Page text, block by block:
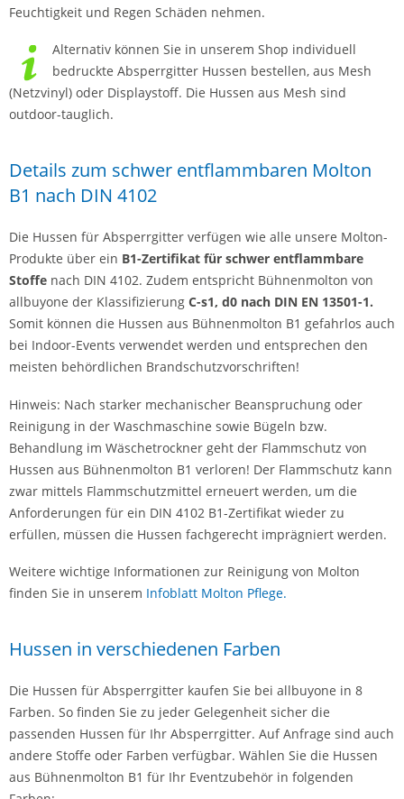
Feuchtigkeit und Regen Schäden nehmen.
Alternativ können Sie in unserem Shop individuell
bedruckte Absperrgitter Hussen bestellen, aus Mesh
(Netzvinyl) oder Displaystoff. Die Hussen aus Mesh sind
outdoor-tauglich.
Details zum schwer entflammbaren Molton
B1 nach DIN 4102
Die Hussen für Absperrgitter verfügen wie alle unsere Molton-
Produkte über ein B1-Zertifikat für schwer entflammbare
Stoffe nach DIN 4102. Zudem entspricht Bühnenmolton von
allbuyone der Klassifizierung C-s1, d0 nach DIN EN 13501-1.
Somit können die Hussen aus Bühnenmolton B1 gefahrlos auch
bei Indoor-Events verwendet werden und entsprechen den
meisten behördlichen Brandschutzvorschriften!
Hinweis: Nach starker mechanischer Beanspruchung oder
Reinigung in der Waschmaschine sowie Bügeln bzw.
Behandlung im Wäschetrockner geht der Flammschutz von
Hussen aus Bühnenmolton B1 verloren! Der Flammschutz kann
zwar mittels Flammschutzmittel erneuert werden, um die
Anforderungen für ein DIN 4102 B1-Zertifikat wieder zu
erfüllen, müssen die Hussen fachgerecht imprägniert werden.
Weitere wichtige Informationen zur Reinigung von Molton
finden Sie in unserem Infoblatt Molton Pflege.
Hussen in verschiedenen Farben
Die Hussen für Absperrgitter kaufen Sie bei allbuyone in 8
Farben. So finden Sie zu jeder Gelegenheit sicher die
passenden Hussen für Ihr Absperrgitter. Auf Anfrage sind auch
andere Stoffe oder Farben verfügbar. Wählen Sie die Hussen
aus Bühnenmolton B1 für Ihr Eventzubehör in folgenden